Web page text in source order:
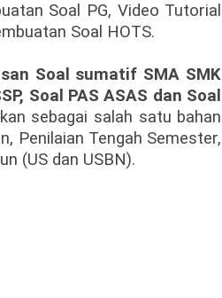
Soal PG, Video Tutorial
Soal HOTS.
Soal sumatif SMA SMK
Soal PAS ASAS dan Soal
sebagai salah satu bahan
Penilaian Tengah Semester,
(US dan USBN).